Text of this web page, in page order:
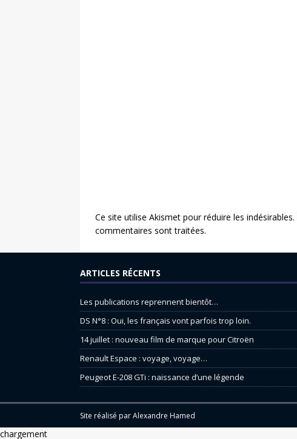
Ce site utilise Akismet pour réduire les indésirables.
commentaires sont traitées.
ARTICLES RÉCENTS
Les publications reprennent bientôt…
DS N°8 : Oui, les français vont parfois trop loin.
14 juillet : nouveau film de marque pour Citroën
Renault Espace : voyage, voyage…
Peugeot E-208 GTi : naissance d’une légende
Site réalisé parAlexandre Hamed
chargement